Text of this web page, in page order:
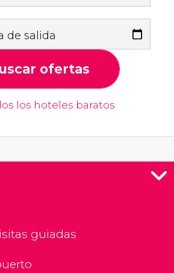
de salida
ofertas
los hoteles baratos
guiadas